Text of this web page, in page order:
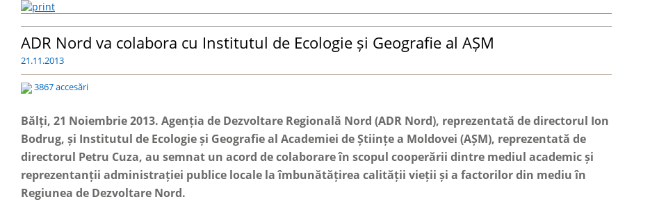
ADR Nord va colabora cu Institutul de Ecologie și Geografie al AȘM
21.11.2013
3867 accesări
Bălți, 21 Noiembrie 2013. Agenția de Dezvoltare Regională Nord (ADR Nord), reprezentată de directorul Ion
Bodrug, și Institutul de Ecologie și Geografie al Academiei de Științe a Moldovei (AȘM), reprezentată de
directorul Petru Cuza, au semnat un acord de colaborare în scopul cooperării dintre mediul academic și
reprezentanții administrației publice locale la îmbunătățirea calității vieții și a factorilor din mediu în
Regiunea de Dezvoltare Nord.